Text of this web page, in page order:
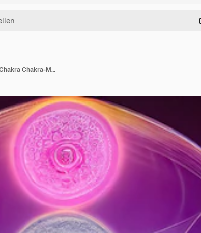
Abstraktes Design des astralen spirituellen Energiefeldes Chakra Chakra-Mandala-Blume 3D-Illustration